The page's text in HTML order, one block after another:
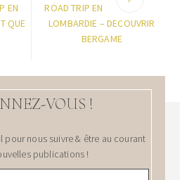
EN
QUE
ROAD TRIP EN
LOMBARDIE – DECOUVRIR
BERGAME
VOUS !
pour nous suivre & être au courant
publications !